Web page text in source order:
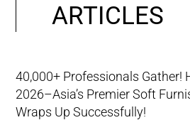
ARTICLES
40,000+ Professionals Gather!
2026–Asia’s Premier Soft
Wraps Up Successfully!